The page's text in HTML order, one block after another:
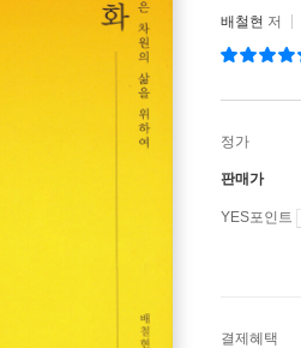
배철현 저
정가
판매가
YES포인트
결제혜택